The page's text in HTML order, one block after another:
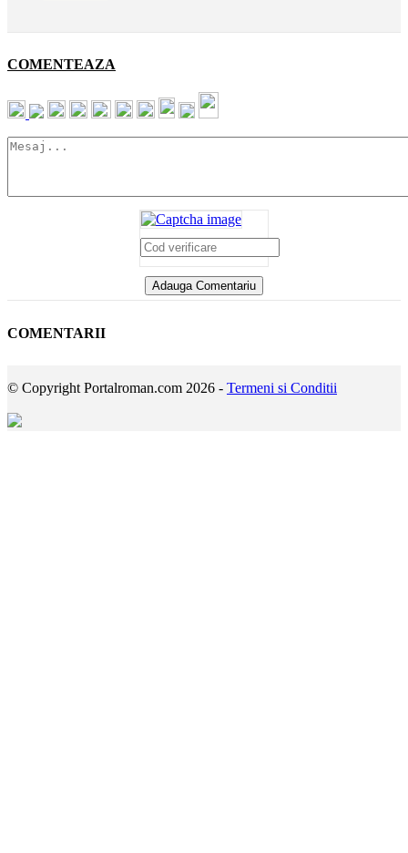
COMENTEAZA
COMENTARII
© Copyright Portalroman.com 2026 - Termeni si Conditii